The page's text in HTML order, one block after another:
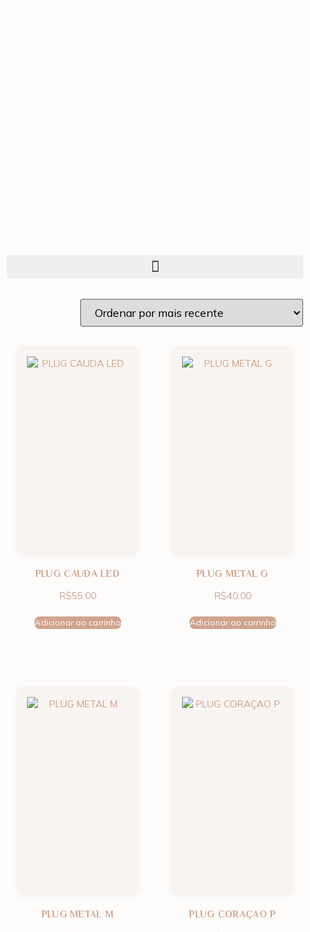
PLUG CAUDA LED
R$55.00
Adicionar ao carrinho
PLUG METAL G
R$40.00
Adicionar ao carrinho
PLUG METAL M PLUG CORAÇAO P